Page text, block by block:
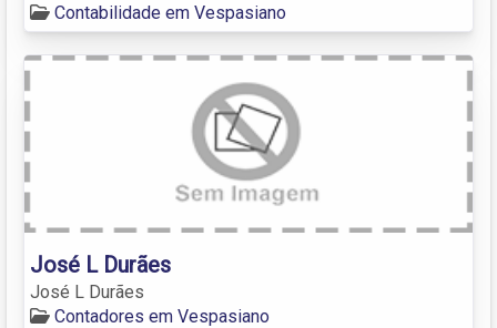
Contabilidade em Vespasiano
José L Durães
José L Durães
Contadores em Vespasiano